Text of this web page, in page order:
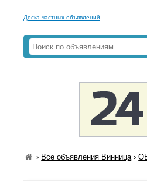
Доска частных объявлений
› Все объявления Винница›